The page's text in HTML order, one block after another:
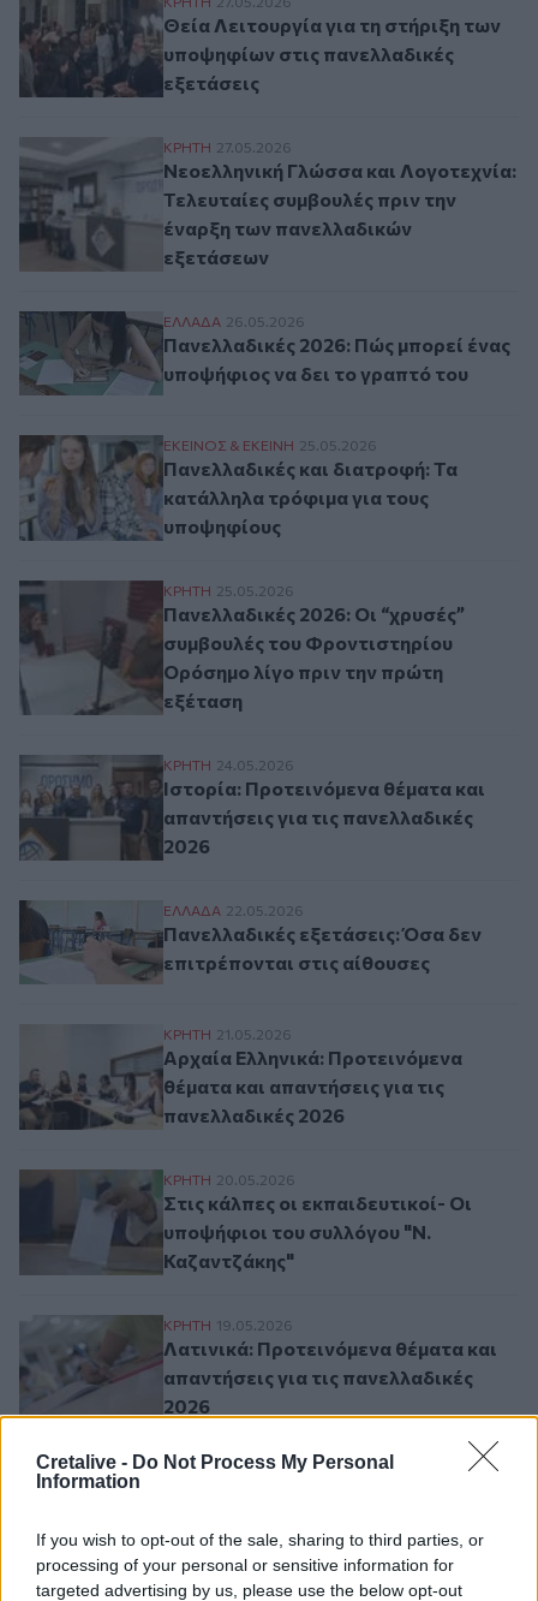
Cretalive - Do Not Process My Personal
Information
If you wish to opt-out of the sale, sharing to third parties, or
processing of your personal or sensitive information for
targeted advertising by us, please use the below opt-out
Θεία Λειτουργία για τη στήριξη των
υποψηφίων στις πανελλαδικές
εξετάσεις
Νεοελληνική Γλώσσα και Λογοτεχνία:
ΚΡΗΤΗ 27.05.2026
Νεοελληνική Γλώσσα και Λογοτεχνία:
Τελευταίες συμβουλές πριν την
έναρξη των πανελλαδικών
εξετάσεων
Πανελλαδικές 2026: Πώς μπορεί ένας
ΕΛΛAΔΑ 26.05.2026
Πανελλαδικές 2026: Πώς μπορεί ένας
υποψήφιος να δει το γραπτό του
Πανελλαδικές και διατροφή: Τα
ΕΚΕΙΝΟΣ & ΕΚΕΙΝΗ 25.05.2026
Πανελλαδικές και διατροφή: Τα
κατάλληλα τρόφιμα για τους
υποψηφίους
Πανελλαδικές 2026: Οι “χρυσές”
ΚΡΗΤΗ 25.05.2026
Πανελλαδικές 2026: Οι “χρυσές”
συμβουλές του Φροντιστηρίου
Ορόσημο λίγο πριν την πρώτη
εξέταση
Ιστορία: Προτεινόμενα θέματα και
ΚΡΗΤΗ 24.05.2026
Ιστορία: Προτεινόμενα θέματα και
απαντήσεις για τις πανελλαδικές
2026
Πανελλαδικές εξετάσεις: Όσα δεν
ΕΛΛAΔΑ 22.05.2026
Πανελλαδικές εξετάσεις: Όσα δεν
επιτρέπονται στις αίθουσες
Αρχαία Ελληνικά: Προτεινόμενα θέματα
ΚΡΗΤΗ 21.05.2026
Αρχαία Ελληνικά: Προτεινόμενα
θέματα και απαντήσεις για τις
πανελλαδικές 2026
Στις κάλπες οι εκπαιδευτικοί- Οι
ΚΡΗΤΗ 20.05.2026
Στις κάλπες οι εκπαιδευτικοί- Οι
υποψήφιοι του συλλόγου "Ν.
Καζαντζάκης"
Λατινικά: Προτεινόμενα θέματα και
ΚΡΗΤΗ 19.05.2026
Λατινικά: Προτεινόμενα θέματα και
απαντήσεις για τις πανελλαδικές
2026